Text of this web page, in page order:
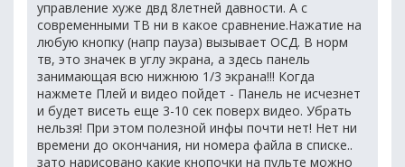
управление хуже двд 8летней давности. А с
современными ТВ ни в какое сравнение.Нажатие на
любую кнопку (напр пауза) вызывает ОСД. В норм
тв, это значек в углу экрана, а здесь панель
занимающая всю нижнюю 1/3 экрана!!! Когда
нажмете Плей и видео пойдет - Панель не исчезнет
и будет висеть еще 3-10 сек поверх видео. Убрать
нельзя! При этом полезной инфы почти нет! Нет ни
времени до окончания, ни номера файла в списке..
зато нарисовано какие кнопочки на пульте можно